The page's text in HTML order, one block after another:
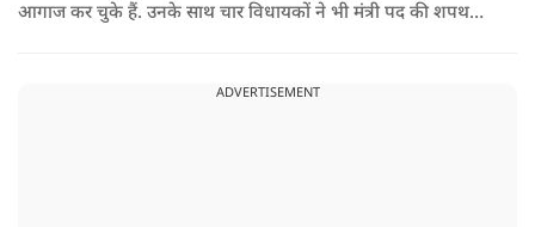
आगाज कर चुके हैं. उनके साथ चार विधायकों ने भी मंत्री पद की शपथ
ADVERTISEMENT